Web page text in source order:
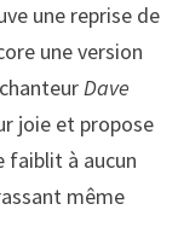
une reprise de
une version
Dave
joie et propose
faiblit à aucun
même